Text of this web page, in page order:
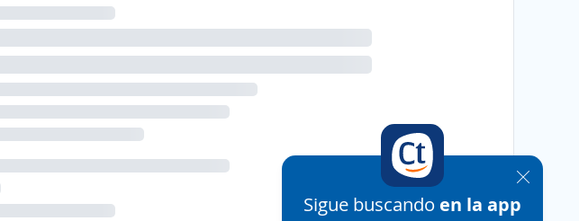
Sigue buscando en la app